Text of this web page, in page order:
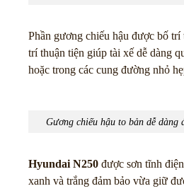
Phần gương chiếu hậu được bố
trí thuận tiện giúp tài xế dễ dàng
hoặc trong các cung đường nhỏ
Gương chiếu hậu to bản dễ dàng
Hyundai N250 được sơn tĩnh
xanh và trắng đảm bảo vừa giữ